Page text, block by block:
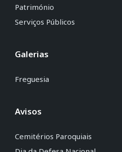
Património
Serviços Públicos
Galerias
Freguesia
Avisos
Cemitérios Paroquiais